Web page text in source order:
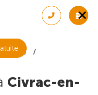
Gironde
Civrac-en-